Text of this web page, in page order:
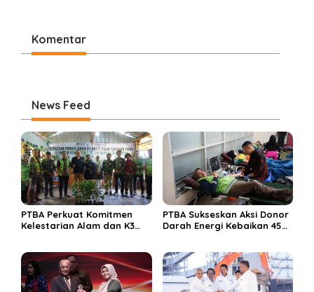
Komentar
News Feed
PTBA Perkuat Komitmen
Kelestarian Alam dan K3
PTBA Sukseskan Aksi Donor
Darah Energi Kebaikan 45